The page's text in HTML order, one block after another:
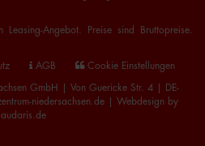
Angebot. Preise sind Bruttopreise.
AGB Cookie Einstellungen
GmbH | Von Guericke Str. 4 | DE-
niedersachsen.de | Webdesign by
audaris.de